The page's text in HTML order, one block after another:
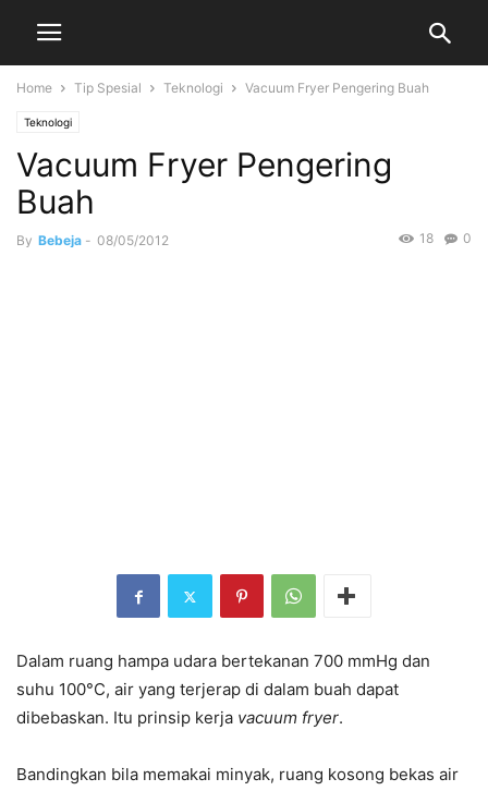
Home Tip Spesial Teknologi Vacuum Fryer Pengering Buah
Teknologi
Vacuum Fryer Pengering
Buah
By Bebeja - 08/05/2012 0
18
Dalam ruang hampa udara bertekanan 700 mmHg dan
suhu 100°C, air yang terjerap di dalam buah dapat
dibebaskan. Itu prinsip kerja vacuum fryer.
Bandingkan bila memakai minyak, ruang kosong bekas air